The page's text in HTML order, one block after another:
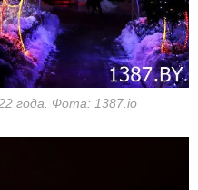
года. Фота: 1387.io